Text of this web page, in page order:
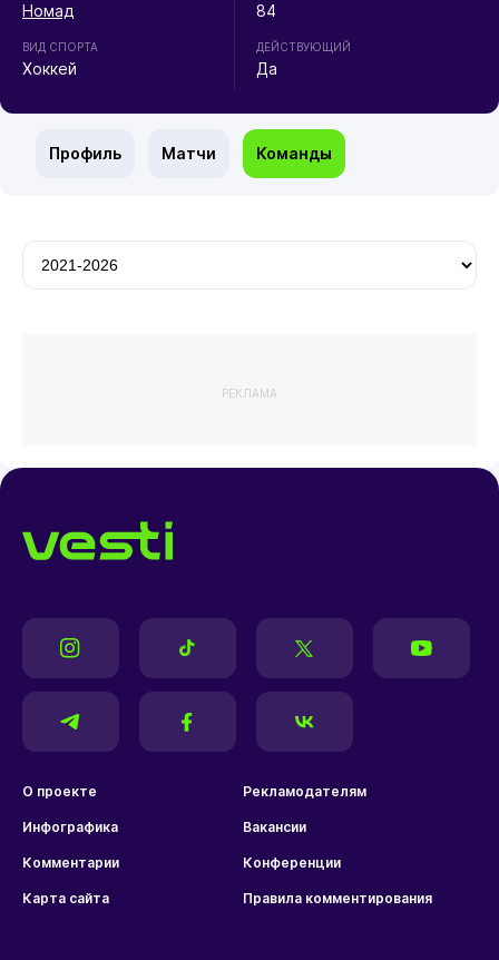
Номад
ВИД СПОРТА
Хоккей
84
ДЕЙСТВУЮЩИЙ
Да
Профиль Матчи Команды
РЕКЛАМА
О проекте Рекламодателям
Инфографика Вакансии
Комментарии Конференции
Карта сайта Правила комментирования